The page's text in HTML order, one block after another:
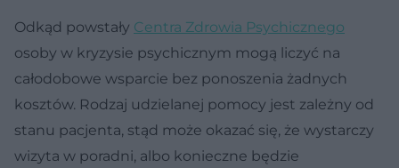
Odkąd powstały Centra Zdrowia Psychicznego
osoby w kryzysie psychicznym mogą liczyć na
całodobowe wsparcie bez ponoszenia żadnych
kosztów. Rodzaj udzielanej pomocy jest zależny od
stanu pacjenta, stąd może okazać się, że wystarczy
wizyta w poradni, albo konieczne będzie